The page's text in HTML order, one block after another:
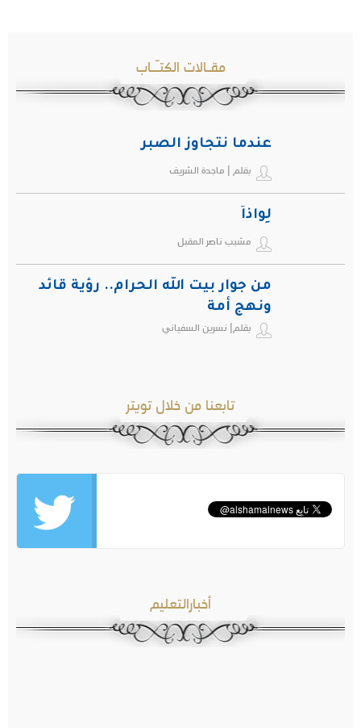
مقـالات الكتـّـاب
عندما نتجاوز الصبر
بقلم | ماجدة الشريف
لِواذاً
مشبب ناصر المقبل
من جوار بيت الله الحرام.. رؤية قائد
ونهج أمة
بقلم| نسرين السفياني
تابعنا من خلال تويتر
أخبارالتعليم